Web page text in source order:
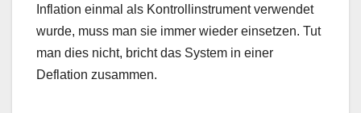
Inflation einmal als Kontrollinstrument verwendet
wurde, muss man sie immer wieder einsetzen. Tut
man dies nicht, bricht das System in einer
Deflation zusammen.